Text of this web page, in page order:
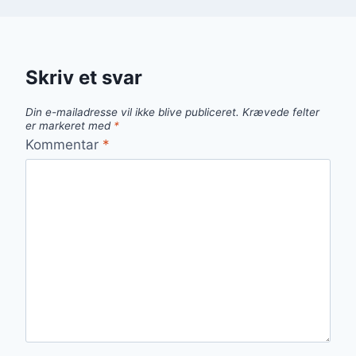
Skriv et svar
Din e-mailadresse vil ikke blive publiceret. Krævede felter
er markeret med *
Kommentar *